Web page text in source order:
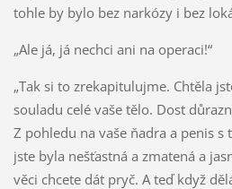
tohle by bylo bez narkózy i bez
„Ale já, já nechci ani na operaci!“
„Tak si to zrekapitulujme. Chtěla
souladu celé vaše tělo. Dost
Z pohledu na vaše ňadra a penis
jste byla nešťastná a zmatená a
věci chcete dát pryč. A teď když